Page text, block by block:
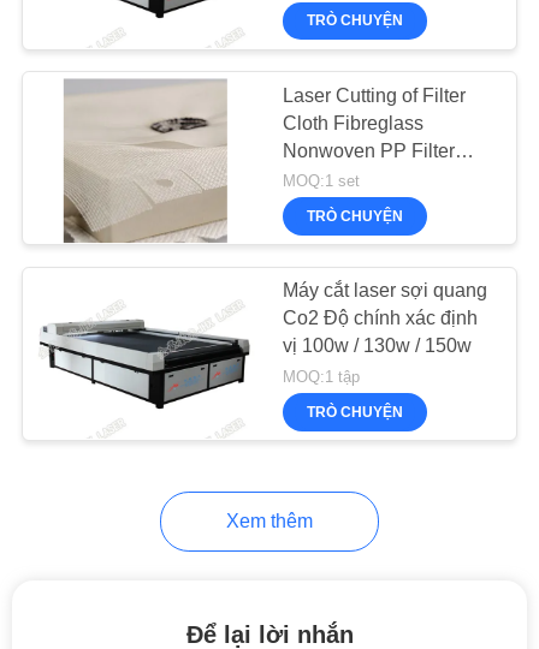
CHÍNH
SÁCH
MẬT
Máy cắt Laser
Banner.Flag.Light
Box Tradeshow
Máy cắt vải Laser
Dress
Máy Laser.
TRÒ CHUYỆN
Laser Cutting of Filter
Cloth Fibreglass
Nonwoven PP Filter
Mats Filtration Media
MOQ:1 set
TRÒ CHUYỆN
Máy cắt laser sợi quang
Co2 Độ chính xác định
vị 100w / 130w / 150w
MOQ:1 tập
TRÒ CHUYỆN
Xem thêm
Để lại lời nhắn